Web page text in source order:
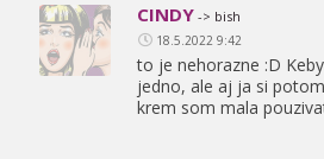
CINDY -> bish
18.5.2022 9:42
to je nehorazne :D
jedno, ale aj ja si
krem som mala